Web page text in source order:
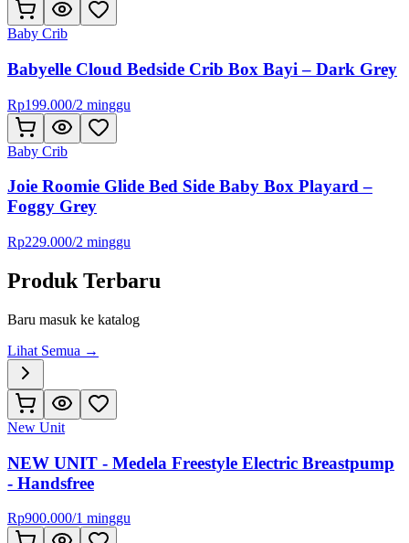
Baby Crib
Babyelle Cloud Bedside Crib Box Bayi – Dark Grey
Rp199.000/2 minggu
Baby Crib
Joie Roomie Glide Bed Side Baby Box Playard –
Foggy Grey
Rp229.000/2 minggu
Produk Terbaru
Baru masuk ke katalog
Lihat Semua →
New Unit
NEW UNIT - Medela Freestyle Electric Breastpump
- Handsfree
Rp900.000/1 minggu